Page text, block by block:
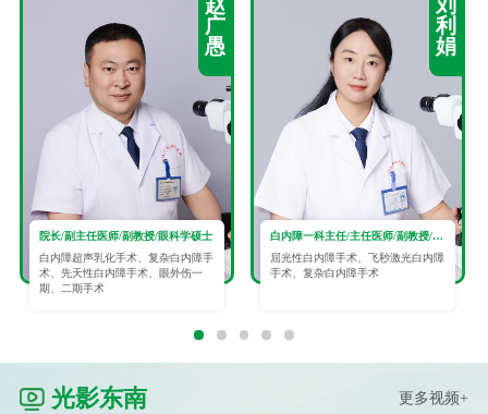
赵
广
愚
院长/副主任医师/副教授/眼科学硕士
白内障超声乳化手术、复杂白内障手
术、先天性白内障手术、眼外伤一
期、二期手术
刘
利
娟
白内障一科主任/主任医师/副教授/眼科学硕士
屈光性白内障手术、飞秒激光白内障
手术、复杂白内障手术
光影东南 更多视频+